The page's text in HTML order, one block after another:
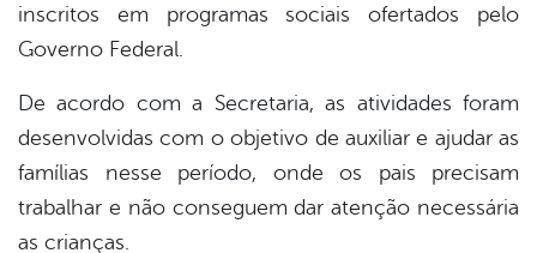
inscritos em programas sociais ofertados pelo
Governo Federal.
De acordo com a Secretaria, as atividades foram
desenvolvidas com o objetivo de auxiliar e ajudar as
famílias nesse período, onde os pais precisam
trabalhar e não conseguem dar atenção necessária
as crianças.